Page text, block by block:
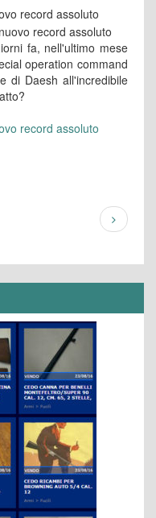
record assoluto
fa, nell'ultimo mese
operation command
di Daesh all'incredibile
record assoluto